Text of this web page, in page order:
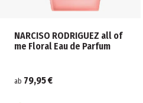
NARCISO RODRIGUEZ all of
me Floral Eau de Parfum
ab 79,95 €